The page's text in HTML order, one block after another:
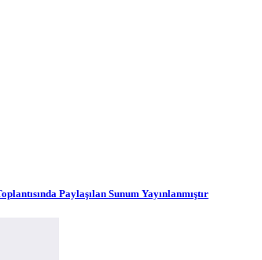
Paylaşılan Sunum Yayınlanmıştır